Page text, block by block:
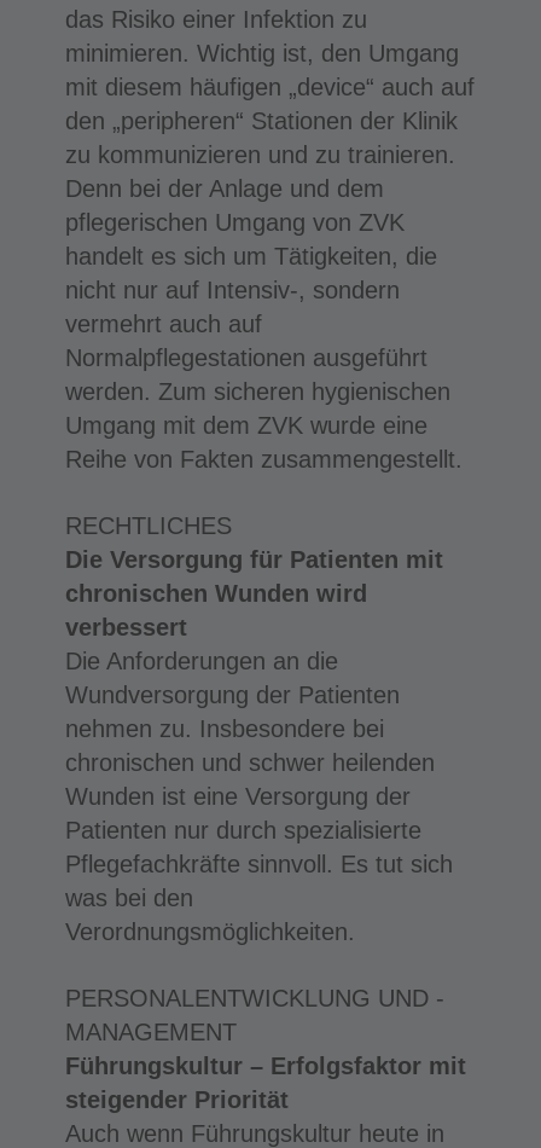
das Risiko einer Infektion zu
minimieren. Wichtig ist, den Umgang
mit diesem häufigen „device“ auch auf
den „peripheren“ Stationen der Klinik
zu kommunizieren und zu trainieren.
Denn bei der Anlage und dem
pflegerischen Umgang von ZVK
handelt es sich um Tätigkeiten, die
nicht nur auf Intensiv-, sondern
vermehrt auch auf
Normalpflegestationen ausgeführt
werden. Zum sicheren hygienischen
Umgang mit dem ZVK wurde eine
Reihe von Fakten zusammengestellt.
RECHTLICHES
Die Versorgung für Patienten mit
chronischen Wunden wird
verbessert
Die Anforderungen an die
Wundversorgung der Patienten
nehmen zu. Insbesondere bei
chronischen und schwer heilenden
Wunden ist eine Versorgung der
Patienten nur durch spezialisierte
Pflegefachkräfte sinnvoll. Es tut sich
was bei den
Verordnungsmöglichkeiten.
PERSONALENTWICKLUNG UND -
MANAGEMENT
Führungskultur – Erfolgsfaktor mit
steigender Priorität
Auch wenn Führungskultur heute in